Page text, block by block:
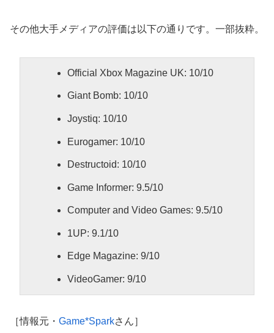
その他大手メディアの評価は以下の通りです。一部抜粋。
Official Xbox Magazine UK: 10/10
Giant Bomb: 10/10
Joystiq: 10/10
Eurogamer: 10/10
Destructoid: 10/10
Game Informer: 9.5/10
Computer and Video Games: 9.5/10
1UP: 9.1/10
Edge Magazine: 9/10
VideoGamer: 9/10
［情報元・ Game*Sparkさん］